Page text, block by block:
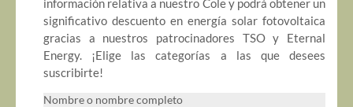
información relativa a nuestro Cole y podrá obtener un
significativo descuento en energía solar fotovoltaica
gracias a nuestros patrocinadores TSO y Eternal
Energy. ¡Elige las categorías a las que desees
suscribirte!
Nombre o nombre completo